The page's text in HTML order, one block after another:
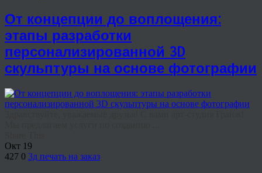
От концепции до воплощения:
этапы разработки
персонализированной 3D
скульптуры на основе фотографии
Окт 19
427 0 3д печать на заказ